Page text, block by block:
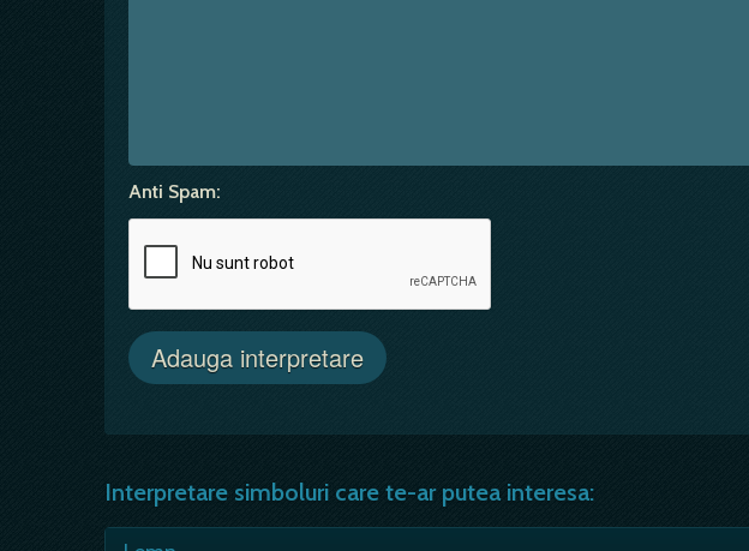
Anti Spam:
Interpretare simboluri care te-ar putea interesa: